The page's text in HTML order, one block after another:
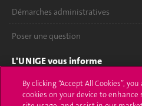
Démarches administratives
Poser une question
L'UNIGE vous informe
UNIGE Mobile
By clicking “Accept All Cookies”,
cookies on your device to